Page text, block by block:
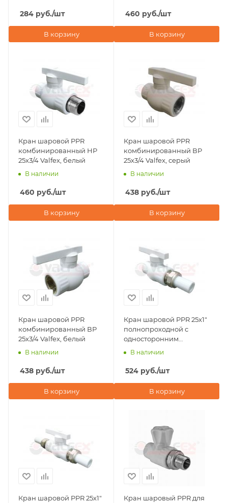
284 руб./шт
В корзину
460 руб./шт
В корзину
Кран шаровой PPR
комбинированный НР
25х3/4 Valfex, белый
В наличии
460 руб./шт
В корзину
Кран шаровой PPR
комбинированный ВР
25х3/4 Valfex, серый
В наличии
438 руб./шт
В корзину
Кран шаровой PPR
комбинированный ВР
25х3/4 Valfex, белый
В наличии
438 руб./шт
В корзину
Кран шаровой PPR 25x1"
полнопроходной с
односторонним
разъемным
серый
В наличии
524 руб./шт
В корзину
Кран шаровой PPR 25х1"
Кран шаровый PPR для